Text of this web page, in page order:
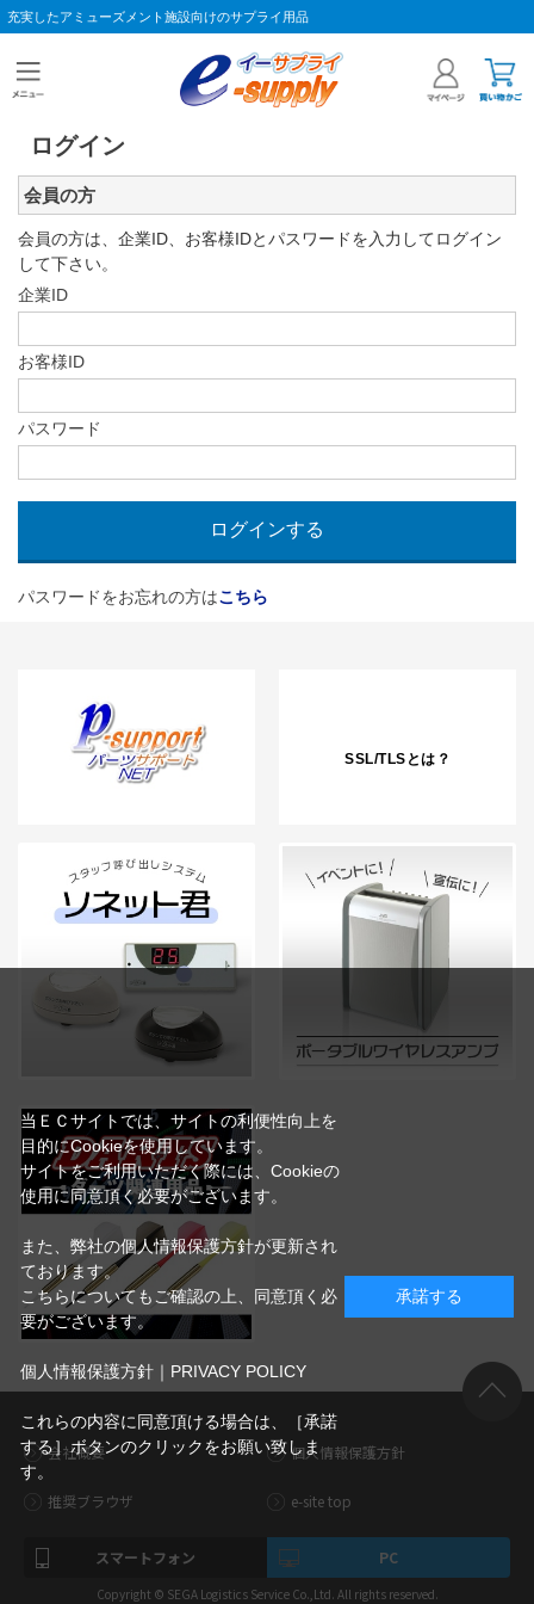
充実したアミューズメント施設向けのサプライ用品
ログイン
会員の方
会員の方は、企業ID、お客様IDとパスワードを入力してログイン
して下さい。
企業ID
お客様ID
パスワード
パスワードをお忘れの方はこちら
SSL/TLSとは？
会社概要 個人情報保護方針
推奨ブラウザ e-site top
スマートフォン PC
Copyright © SEGA Logistics Service Co.,Ltd. All rights reserved.
当ＥＣサイトでは、サイトの利便性向上を
目的にCookieを使用しています。
サイトをご利用いただく際には、Cookieの
使用に同意頂く必要がございます。
また、弊社の個人情報保護方針が更新され
ております。
こちらについてもご確認の上、同意頂く必
要がございます。
個人情報保護方針｜PRIVACY POLICY
これらの内容に同意頂ける場合は、［承諾
する］ボタンのクリックをお願い致しま
す。
承諾する